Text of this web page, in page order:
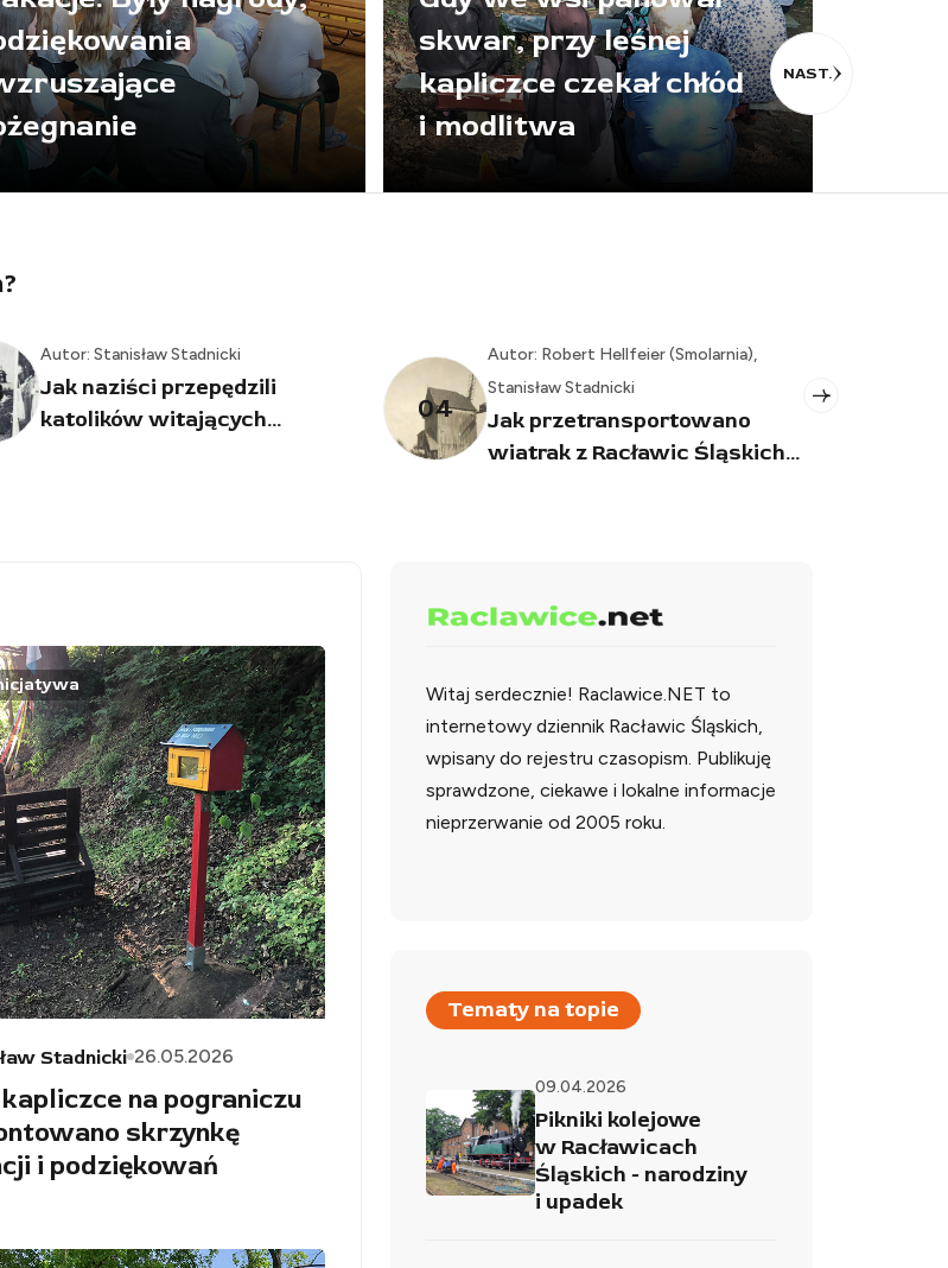
NAST.
skwar, przy leśnej
kapliczce czekał chłód
i modlitwa
Stadnicki
przepędzili
witających...
Autor: Robert Hellfeier (Smolarnia),
Stanisław Stadnicki
Jak przetransportowano
wiatrak z Racławic Śląskich...
Jak
Stadnicki 26.05.2026
na pograniczu
skrzynkę
i podziękowań
Witaj serdecznie! Raclawice.NET to
internetowy dziennik Racławic Śląskich,
wpisany do rejestru czasopism. Publikuję
sprawdzone, ciekawe i lokalne informacje
nieprzerwanie od 2005 roku.
Tematy na topie
09.04.2026
Pikniki kolejowe
w Racławicach
Śląskich - narodziny
i upadek